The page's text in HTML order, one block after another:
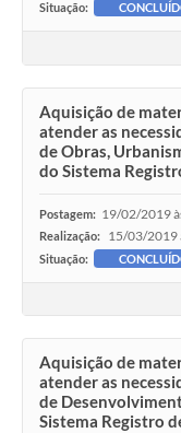
Situação:
Aquisição de
atender as
de Obras,
do Sistema
Postagem: 19/02/2019
Realização: 15/03/2019
Situação:
Aquisição de
atender as
de
Sistema Registro